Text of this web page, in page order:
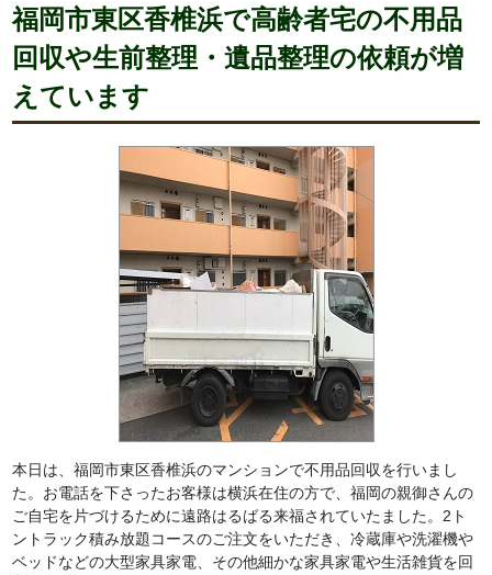
福岡市東区香椎浜で高齢者宅の不用品
回収や生前整理・遺品整理の依頼が増
えています
本日は、福岡市東区香椎浜のマンションで不用品回収を行いまし
た。お電話を下さったお客様は横浜在住の方で、福岡の親御さんの
ご自宅を片づけるために遠路はるばる来福されていたました。2ト
ントラック積み放題コースのご注文をいただき、冷蔵庫や洗濯機や
ベッドなどの大型家具家電、その他細かな家具家電や生活雑貨を回